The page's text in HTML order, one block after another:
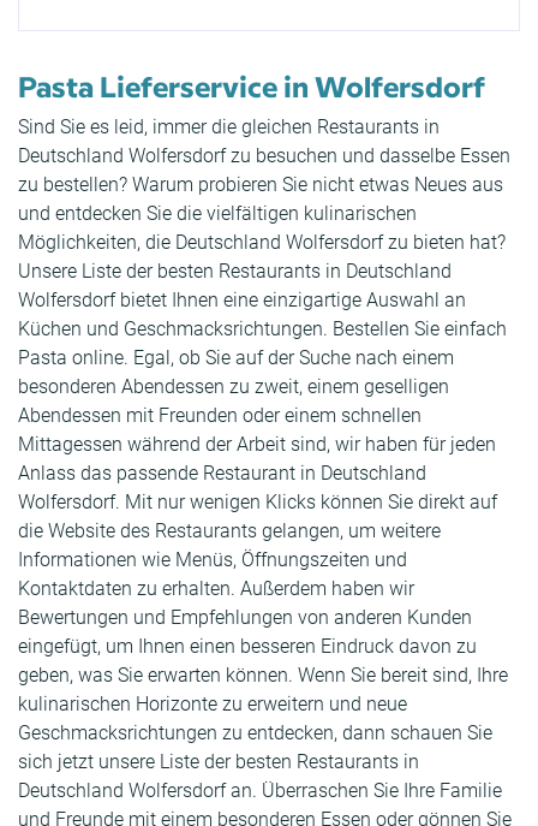
Pasta Lieferservice in Wolfersdorf
Sind Sie es leid, immer die gleichen Restaurants in
Deutschland Wolfersdorf zu besuchen und dasselbe Essen
zu bestellen? Warum probieren Sie nicht etwas Neues aus
und entdecken Sie die vielfältigen kulinarischen
Möglichkeiten, die Deutschland Wolfersdorf zu bieten hat?
Unsere Liste der besten Restaurants in Deutschland
Wolfersdorf bietet Ihnen eine einzigartige Auswahl an
Küchen und Geschmacksrichtungen. Bestellen Sie einfach
Pasta online. Egal, ob Sie auf der Suche nach einem
besonderen Abendessen zu zweit, einem geselligen
Abendessen mit Freunden oder einem schnellen
Mittagessen während der Arbeit sind, wir haben für jeden
Anlass das passende Restaurant in Deutschland
Wolfersdorf. Mit nur wenigen Klicks können Sie direkt auf
die Website des Restaurants gelangen, um weitere
Informationen wie Menüs, Öffnungszeiten und
Kontaktdaten zu erhalten. Außerdem haben wir
Bewertungen und Empfehlungen von anderen Kunden
eingefügt, um Ihnen einen besseren Eindruck davon zu
geben, was Sie erwarten können. Wenn Sie bereit sind, Ihre
kulinarischen Horizonte zu erweitern und neue
Geschmacksrichtungen zu entdecken, dann schauen Sie
sich jetzt unsere Liste der besten Restaurants in
Deutschland Wolfersdorf an. Überraschen Sie Ihre Familie
und Freunde mit einem besonderen Essen oder gönnen Sie